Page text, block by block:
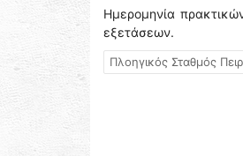
Ημερομηνία
εξετάσεων.
Πλοηγικός Σταθμός